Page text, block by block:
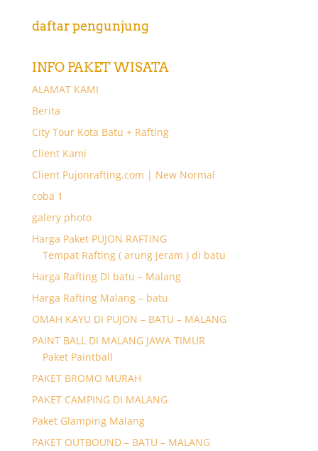
daftar pengunjung
INFO PAKET WISATA
ALAMAT KAMI
Berita
City Tour Kota Batu + Rafting
Client Kami
Client Pujonrafting.com | New Normal
coba 1
galery photo
Harga Paket PUJON RAFTING
Tempat Rafting ( arung jeram ) di batu
Harga Rafting Di batu – Malang
Harga Rafting Malang – batu
OMAH KAYU DI PUJON – BATU – MALANG
PAINT BALL DI MALANG JAWA TIMUR
Paket Paintball
PAKET BROMO MURAH
PAKET CAMPING DI MALANG
Paket Glamping Malang
PAKET OUTBOUND – BATU – MALANG